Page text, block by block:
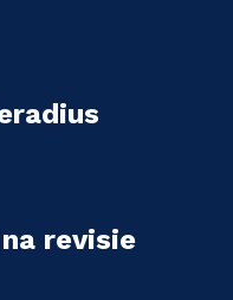
revisie